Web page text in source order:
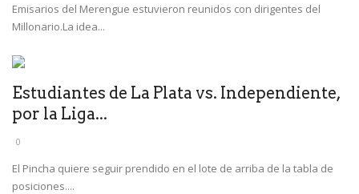
Emisarios del Merengue estuvieron reunidos con dirigentes del
Millonario.La idea...
Estudiantes de La Plata vs. Independiente,
por la Liga...
0
El Pincha quiere seguir prendido en el lote de arriba de la tabla de
posiciones....